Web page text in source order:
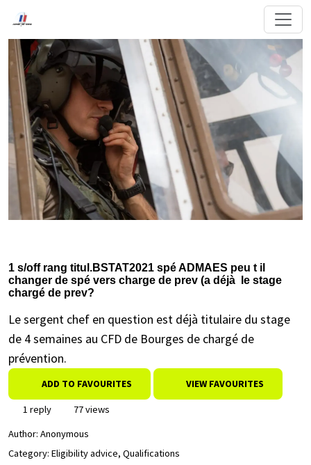
1 s/off rang titul.BSTAT2021 spé ADMAES peu t il
changer de spé vers charge de prev (a déjà le stage
chargé de prev?
Le sergent chef en question est déjà titulaire du stage
de 4 semaines au CFD de Bourges de chargé de
prévention.
ADD TO FAVOURITES VIEW FAVOURITES
1 reply
77 views
Author: Anonymous
Category: Eligibility advice, Qualifications